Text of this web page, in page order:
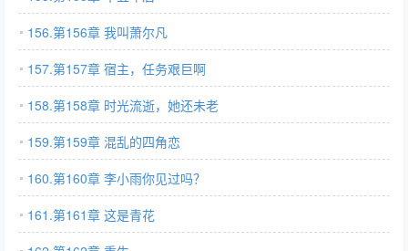
156.第156章 我叫萧尔凡
157.第157章 宿主，任务艰巨啊
158.第158章 时光流逝，她还未老
159.第159章 混乱的四角恋
160.第160章 李小雨你见过吗？
161.第161章 这是青花